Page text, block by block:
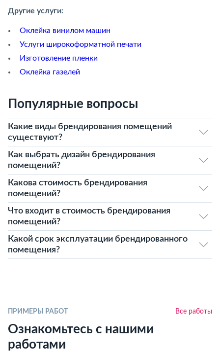
Другие услуги:
Оклейка винилом машин
Услуги широкоформатной печати
Изготовление пленки
Оклейка газелей
Популярные вопросы
Какие виды брендирования помещений
существуют?
Как выбрать дизайн брендирования
помещений?
Какова стоимость брендирования
помещений?
Что входит в стоимость брендирования
помещений?
Какой срок эксплуатации брендированного
помещения?
ПРИМЕРЫ РАБОТ Все работы
Ознакомьтесь с нашими
работами